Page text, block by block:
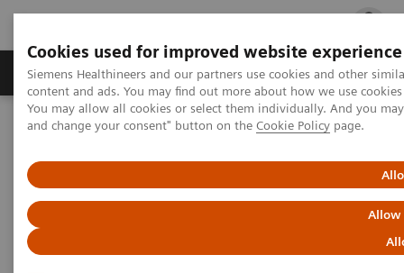
Cookies used for improved website experience
Siemens Healthineers and our partners use cookies and other
content and ads. You may find out more about how we use
You may allow all cookies or select them individually. And you
and change your consent" button on the Cookie Policy page.
Allow
Ürün ve Hizmetler Öne Çıkanlar Sağlık
Siemens Healthineers Türkiye
Tıbbi Görüntüleme
Request a Quote